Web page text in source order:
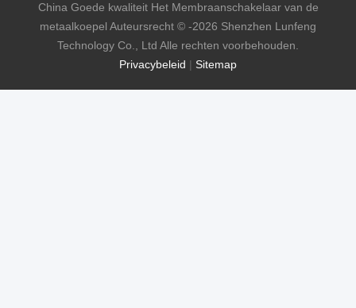
Privacybeleid | Sitemap
China Goede kwaliteit Het Membraanschakelaar van de
metaalkoepel Auteursrecht © -2026 Shenzhen Lunfeng
Technology Co., Ltd Alle rechten voorbehouden.